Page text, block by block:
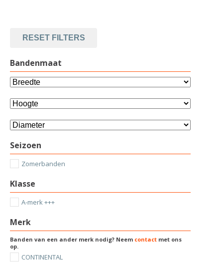
RESET FILTERS
Bandenmaat
Seizoen
Zomerbanden
Klasse
A-merk +++
Merk
Banden van een ander merk nodig? Neem contact met ons
op.
CONTINENTAL